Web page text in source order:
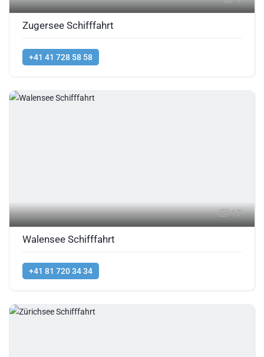
Zugersee Schifffahrt
+41 41 728 58 58
17
Walensee Schifffahrt
+41 81 720 34 34